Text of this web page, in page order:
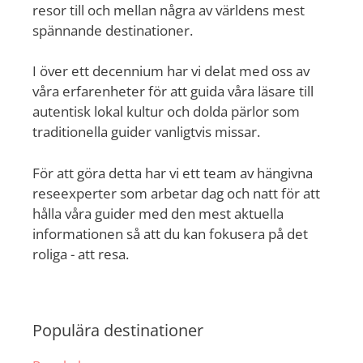
resor till och mellan några av världens mest
spännande destinationer.
I över ett decennium har vi delat med oss av
våra erfarenheter för att guida våra läsare till
autentisk lokal kultur och dolda pärlor som
traditionella guider vanligtvis missar.
För att göra detta har vi ett team av hängivna
reseexperter som arbetar dag och natt för att
hålla våra guider med den mest aktuella
informationen så att du kan fokusera på det
roliga - att resa.
Populära destinationer